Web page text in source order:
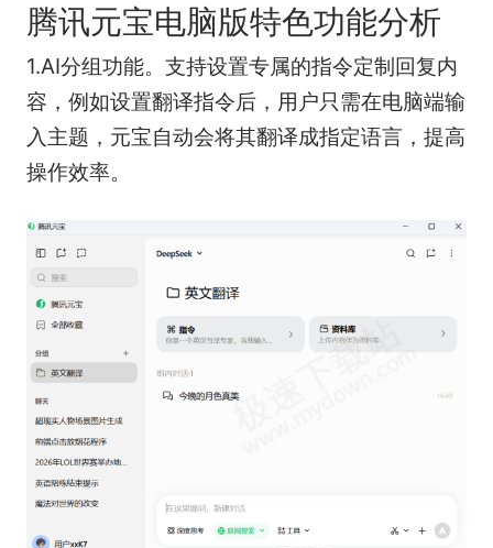
腾讯元宝电脑版特色功能分析
1.AI分组功能。支持设置专属的指令定制回复内
容，例如设置翻译指令后，用户只需在电脑端输
入主题，元宝自动会将其翻译成指定语言，提高
操作效率。